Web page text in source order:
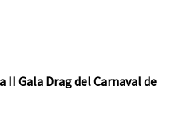
II Gala Drag del Carnaval de